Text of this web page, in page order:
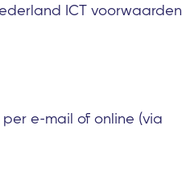
ICT voorwaarden
e-mail of online (via